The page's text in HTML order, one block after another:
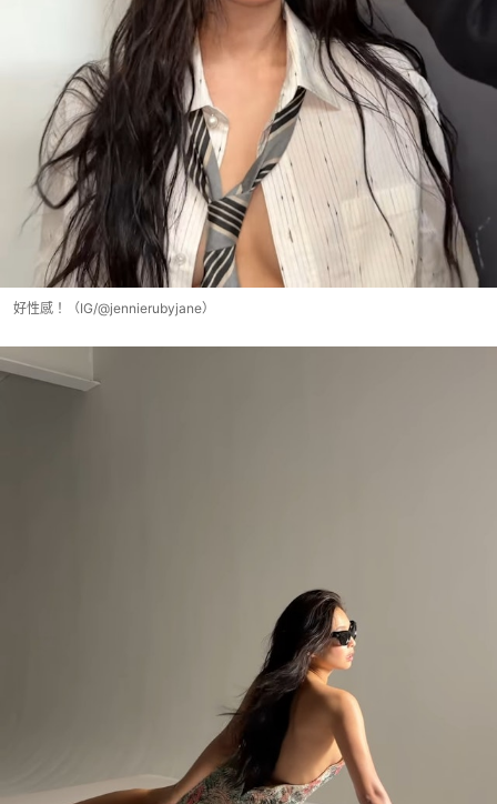
好性感！（IG/@jennierubyjane）